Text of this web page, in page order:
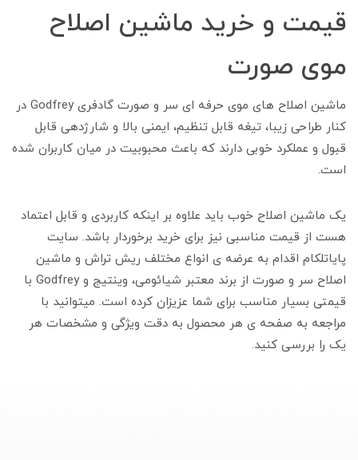
قیمت و خرید ماشین اصلاح
موی صورت
ماشین اصلاح های موی حرفه ای سر و صورت گادفری Godfrey در
کنار طراحی زیبا، تیغه قابل تنظیم، ایمنی بالا و شارژدهی قابل
قبول و عملکرد خوبی دارند که باعث محبوبیت در میان کاربران شده
است.
یک ماشین اصلاح خوب باید علاوه بر اینکه کاربردی و قابل اعتماد
هست از قیمت مناسبی نیز برای خرید برخوردار باشد. سایت
پایاتلکام اقدام به عرضه ی انواع مختلف ریش تراش و ماشین
اصلاح سر و صورت از برند معتبر شیائومی، وینتیج و Godfrey با
قیمتی بسیار مناسب برای شما عزیزان کرده است. میتوانید با
مراجعه به صفحه ی هر محصول به دقت ویژگی و مشخصات هر
یک را بررسی کنید.